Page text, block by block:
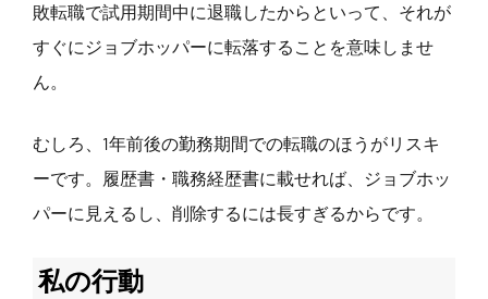
敗転職で試用期間中に退職したからといって、それが
すぐにジョブホッパーに転落することを意味しませ
ん。
むしろ、1年前後の勤務期間での転職のほうがリスキ
ーです。履歴書・職務経歴書に載せれば、ジョブホッ
パーに見えるし、削除するには長すぎるからです。
私の行動